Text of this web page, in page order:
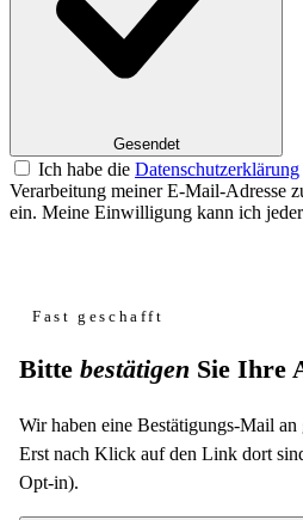
Gesendet
Ich habe die Datenschutzerklärung
Verarbeitung meiner E-Mail-Adresse
ein. Meine Einwilligung kann ich
Fast geschafft
Bitte bestätigen Sie Ihre
Wir haben eine Bestätigungs-Mail an
Erst nach Klick auf den Link dort
Opt-in).